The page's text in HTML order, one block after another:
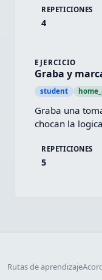
REPETICIONES
4
EJERCICIO
Graba y
student
Graba una
chocan la
REPETICIONES
5
Rutas de aprendizaje